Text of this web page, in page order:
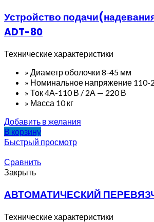
Устройство
ADT-80
Технические характеристики
» Диаметр оболочки 8-45 мм
» Номинальное напряжение 110-
» Ток 4А-110 В / 2А — 220 В
» Масса 10 кг
Добавить в желания
В корзину
Быстрый просмотр
Сравнить
Закрыть
АВТОМАТИЧЕСКИЙ
Технические характеристики